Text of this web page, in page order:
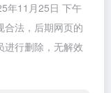
年11月25日 下午
合法，后期网页的
进行删除，无解效